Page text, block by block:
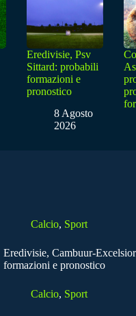
Eredivisie, Psv
Sittard: probabili
formazioni e
pronostico
8 Agosto
2026
Calcio, Sport
Eredivisie, Cambuur-
formazioni e pronostico
Calcio, Sport